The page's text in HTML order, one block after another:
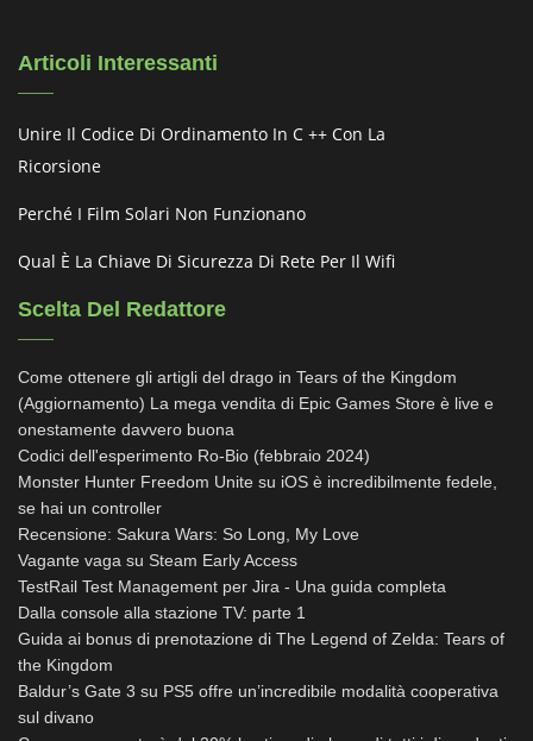
Articoli Interessanti
Unire Il Codice Di Ordinamento In C ++ Con La
Ricorsione
Perché I Film Solari Non Funzionano
Qual È La Chiave Di Sicurezza Di Rete Per Il Wifi
Scelta Del Redattore
Come ottenere gli artigli del drago in Tears of the Kingdom
(Aggiornamento) La mega vendita di Epic Games Store è live e
onestamente davvero buona
Codici dell'esperimento Ro-Bio (febbraio 2024)
Monster Hunter Freedom Unite su iOS è incredibilmente fedele,
se hai un controller
Recensione: Sakura Wars: So Long, My Love
Vagante vaga su Steam Early Access
TestRail Test Management per Jira - Una guida completa
Dalla console alla stazione TV: parte 1
Guida ai bonus di prenotazione di The Legend of Zelda: Tears of
the Kingdom
Baldur’s Gate 3 su PS5 offre un’incredibile modalità cooperativa
sul divano